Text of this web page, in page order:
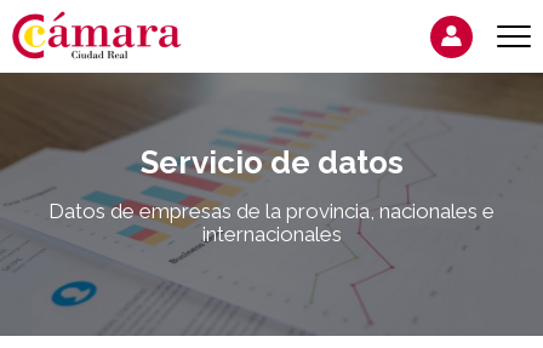
Servicio de datos
Datos de empresas de la provincia, nacionales e
internacionales